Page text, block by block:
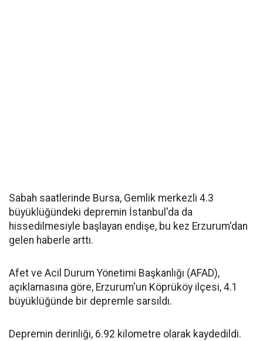
Sabah saatlerinde Bursa, Gemlik merkezli 4.3
büyüklüğündeki depremin İstanbul'da da
hissedilmesiyle başlayan endişe, bu kez Erzurum'dan
gelen haberle arttı.
Afet ve Acil Durum Yönetimi Başkanlığı (AFAD),
açıklamasına göre, Erzurum'un Köprüköy ilçesi, 4.1
büyüklüğünde bir depremle sarsıldı.
Depremin derinliği, 6.92 kilometre olarak kaydedildi.